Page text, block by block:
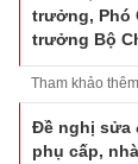
trưởng, Phó
trưởng Bộ
Tham khảo thêm
Đề nghị sửa
phụ cấp,